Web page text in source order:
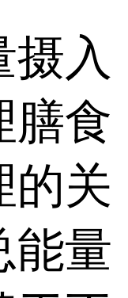
入
膳食
的关
能量